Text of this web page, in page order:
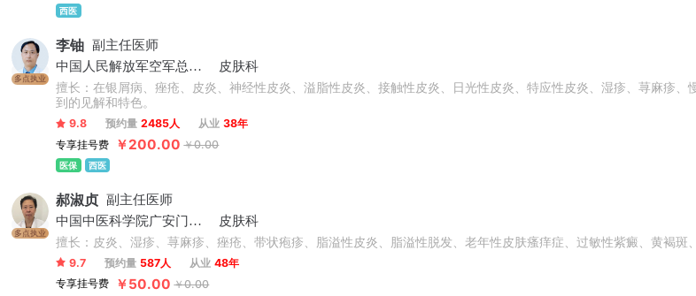
西医
多点执业
李铀 副主任医师
中国人民解放军空军总医院
皮肤科
擅长：在银屑病、痤疮、皮炎、神经性皮炎、溢脂性皮炎、接触性皮炎、日光性皮炎、特应性皮炎、湿疹、荨麻疹
到的见解和特色。
9.8 预约量 2485人 从业 38年
专享挂号费
￥200.00 ￥0.00
医保 西医
多点执业
郝淑贞 副主任医师
中国中医科学院广安门医院
皮肤科
擅长：皮炎、湿疹、荨麻疹、痤疮、带状疱疹、脂溢性皮炎、脂溢性脱发、老年性皮肤瘙痒症、过敏性紫癜、黄褐斑
9.7 预约量 587人 从业 48年
专享挂号费
￥50.00 ￥0.00